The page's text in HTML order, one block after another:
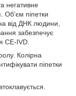
негативне
піпетки
від ДНК людини,
забезпечує
СЕ-IVD.
Колірна
піпетки